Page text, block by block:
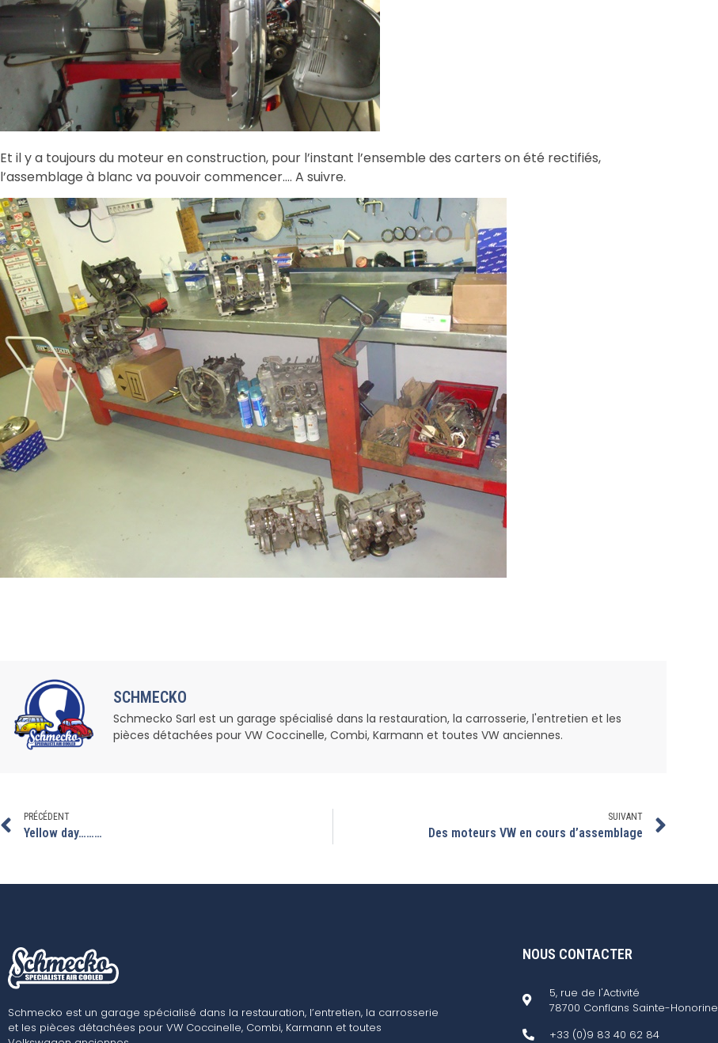
Et il y a toujours du moteur en construction, pour l’instant l’ensemble des carters on été rectifiés,
l’assemblage à blanc va pouvoir commencer…. A suivre.
SCHMECKO
Schmecko Sarl est un garage spécialisé dans la restauration, la carrosserie, l'entretien et les
pièces détachées pour VW Coccinelle, Combi, Karmann et toutes VW anciennes.
PRÉCÉDENT
Yellow day………
SUIVANT
Des moteurs VW en cours d’assemblage
Schmecko est un garage spécialisé dans la restauration, l’entretien, la carrosserie
et les pièces détachées pour VW Coccinelle, Combi, Karmann et toutes
NOUS CONTACTER
5, rue de l'Activité
78700 Conflans Sainte-Honorine
+33 (0)9 83 40 62 84